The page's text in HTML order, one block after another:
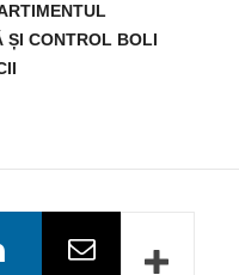
ȘI CONTROL BOLI